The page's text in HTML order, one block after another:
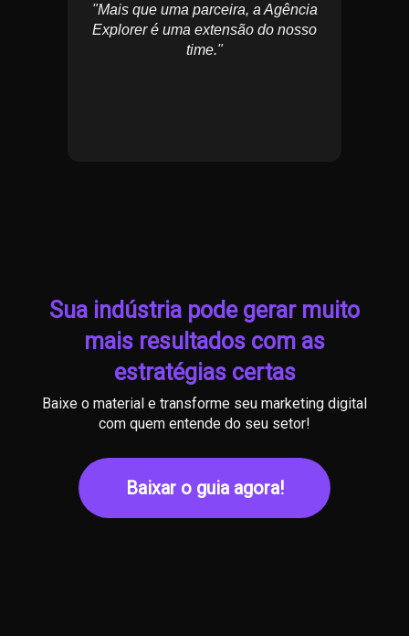
"Mais que uma parceira, a Agência
Explorer é uma extensão do nosso
time."
Sua indústria pode gerar muito
mais resultados com as
estratégias certas
Baixe o material e transforme seu marketing digital
com quem entende do seu setor!
Baixar o guia agora!